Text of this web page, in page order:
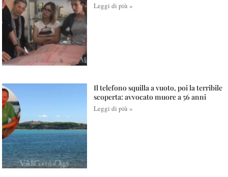
Leggi di più »
Il telefono squilla a vuoto, poi la terribile
scoperta: avvocato muore a 56 anni
Leggi di più »